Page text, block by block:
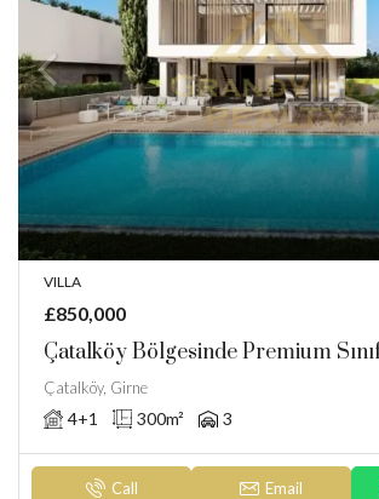
VILLA
£850,000
Çatalköy Bölgesinde Premium
Çatalköy, Girne
4+1 300m² 3
Call Email